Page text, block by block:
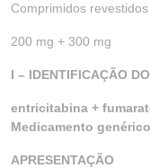
Comprimidos revestidos
200 mg + 300 mg
I – IDENTIFICAÇÃO
entricitabina +
Medicamento
APRESENTAÇÃO